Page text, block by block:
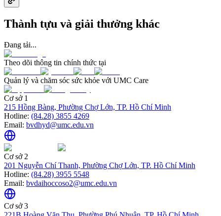
Thành tựu và giải thưởng khác
Đang tải...
Theo dõi thông tin chính thức tại
Quản lý và chăm sóc sức khỏe với UMC Care
Cơ sở 1
215 Hồng Bàng, Phường Chợ Lớn, TP. Hồ Chí Minh
Hotline: (84.28) 3855 4269
Email: bvdhyd@umc.edu.vn
Cơ sở 2
201 Nguyễn Chí Thanh, Phường Chợ Lớn, TP. Hồ Chí Minh
Hotline: (84.28) 3955 5548
Email: bvdaihoccoso2@umc.edu.vn
Cơ sở 3